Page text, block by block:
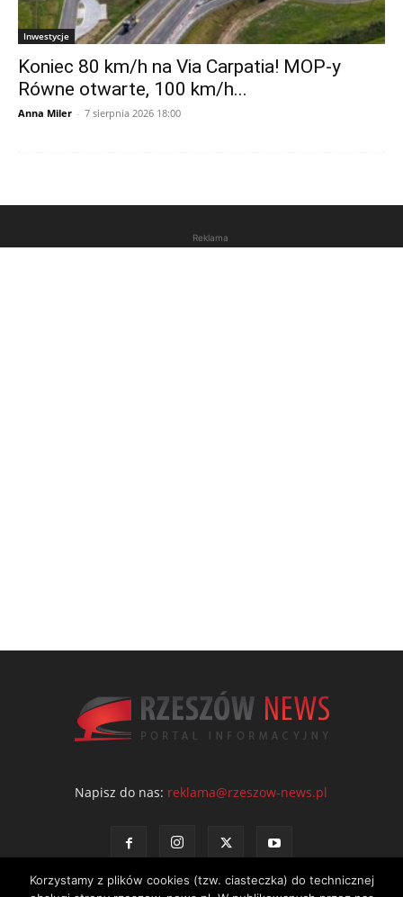
Inwestycje
Koniec 80 km/h na Via Carpatia! MOP-y
Równe otwarte, 100 km/h...
Anna Miler - 7 sierpnia 2026 18:00
Reklama
Napisz do nas: reklama@rzeszow-news.pl
Korzystamy z plików cookies (tzw. ciasteczka) do technicznej